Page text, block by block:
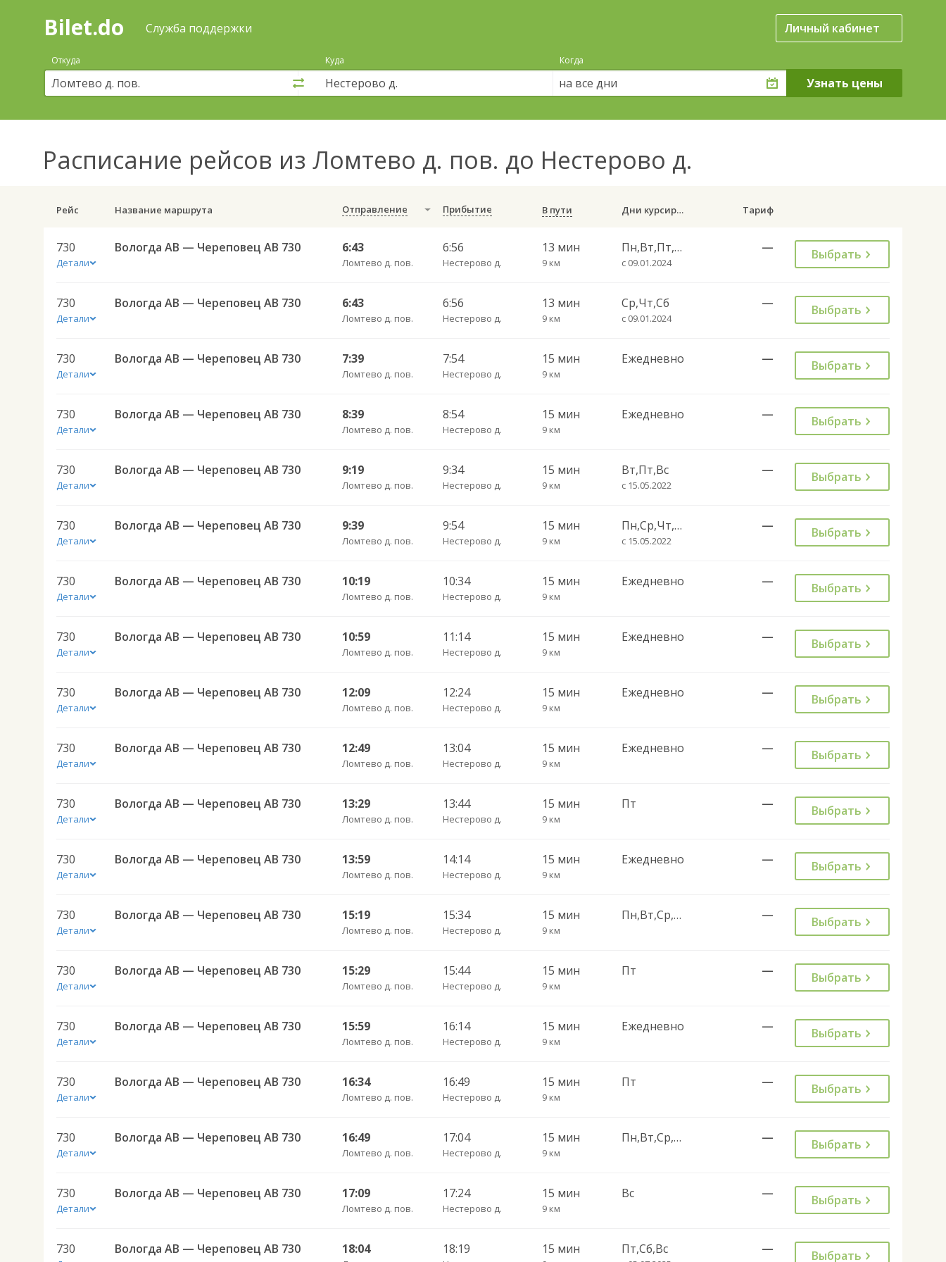
Поиск
покупка
билетов
автобус
онлайн
Bilet.do Служба поддержки Личный кабинет
Откуда Куда Когда
на все дни
Расписание рейсов из Ломтево д. пов. до Нестерово д.
Рейс Название маршрута Отправление Прибытие В пути Дни курсирования Тариф
730
Детали
Вологда АВ — Череповец АВ 730 6:43
Ломтево д. пов.
6:56
Нестерово д.
13 мин
9 км
Пн,Вт,Пт,Вс
с 09.01.2024
— Выбрать
730
Детали
Вологда АВ — Череповец АВ 730 6:43
Ломтево д. пов.
6:56
Нестерово д.
13 мин
9 км
Ср,Чт,Сб
с 09.01.2024
— Выбрать
730
Детали
Вологда АВ — Череповец АВ 730 7:39
Ломтево д. пов.
7:54
Нестерово д.
15 мин
9 км
Ежедневно — Выбрать
730
Детали
Вологда АВ — Череповец АВ 730 8:39
Ломтево д. пов.
8:54
Нестерово д.
15 мин
9 км
Ежедневно — Выбрать
730
Детали
Вологда АВ — Череповец АВ 730 9:19
Ломтево д. пов.
9:34
Нестерово д.
15 мин
9 км
Вт,Пт,Вс
с 15.05.2022
— Выбрать
730
Детали
Вологда АВ — Череповец АВ 730 9:39
Ломтево д. пов.
9:54
Нестерово д.
15 мин
9 км
Пн,Ср,Чт,Сб
с 15.05.2022
— Выбрать
730
Детали
Вологда АВ — Череповец АВ 730 10:19
Ломтево д. пов.
10:34
Нестерово д.
15 мин
9 км
Ежедневно — Выбрать
730
Детали
Вологда АВ — Череповец АВ 730 10:59
Ломтево д. пов.
11:14
Нестерово д.
15 мин
9 км
Ежедневно — Выбрать
730
Детали
Вологда АВ — Череповец АВ 730 12:09
Ломтево д. пов.
12:24
Нестерово д.
15 мин
9 км
Ежедневно — Выбрать
730
Детали
Вологда АВ — Череповец АВ 730 12:49
Ломтево д. пов.
13:04
Нестерово д.
15 мин
9 км
Ежедневно — Выбрать
730
Детали
Вологда АВ — Череповец АВ 730 13:29
Ломтево д. пов.
13:44
Нестерово д.
15 мин
9 км
Пт — Выбрать
730
Детали
Вологда АВ — Череповец АВ 730 13:59
Ломтево д. пов.
14:14
Нестерово д.
15 мин
9 км
Ежедневно — Выбрать
730
Детали
Вологда АВ — Череповец АВ 730 15:19
Ломтево д. пов.
15:34
Нестерово д.
15 мин
9 км
Пн,Вт,Ср,Чт,Сб,Вс — Выбрать
730
Детали
Вологда АВ — Череповец АВ 730 15:29
Ломтево д. пов.
15:44
Нестерово д.
15 мин
9 км
Пт — Выбрать
730
Детали
Вологда АВ — Череповец АВ 730 15:59
Ломтево д. пов.
16:14
Нестерово д.
15 мин
9 км
Ежедневно — Выбрать
730
Детали
Вологда АВ — Череповец АВ 730 16:34
Ломтево д. пов.
16:49
Нестерово д.
15 мин
9 км
Пт — Выбрать
730
Детали
Вологда АВ — Череповец АВ 730 16:49
Ломтево д. пов.
17:04
Нестерово д.
15 мин
9 км
Пн,Вт,Ср,Чт,Сб — Выбрать
730
Детали
Вологда АВ — Череповец АВ 730 17:09
Ломтево д. пов.
17:24
Нестерово д.
15 мин
9 км
Вс — Выбрать
730 Вологда АВ — Череповец АВ 730 18:04 18:19 15 мин Пт,Сб,Вс — Выбрать